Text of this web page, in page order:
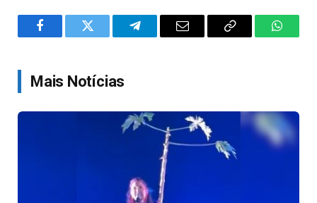
FacebookTwitter TelegramEmail
Copy
Mais Notícias